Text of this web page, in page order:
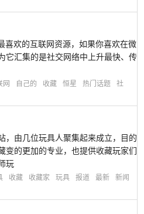
喜欢的互联网资源，如果你喜欢在微
它汇集的是社交网络中上升最快、传
网 自己的 收藏 恒星 热门话题
社
，由几位玩具人聚集起来成立，目的
的更加的专业，也提供收藏玩家们
玩
收藏 收藏家 玩具 报道 最新 新闻